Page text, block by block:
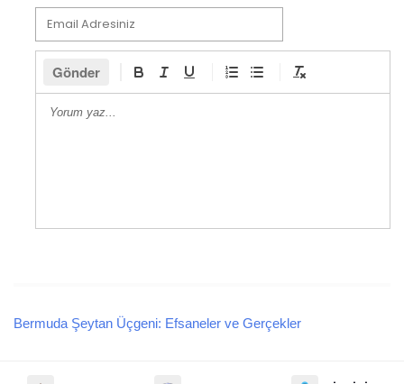
Gönder
Bermuda Şeytan Üçgeni: Efsaneler ve Gerçekler